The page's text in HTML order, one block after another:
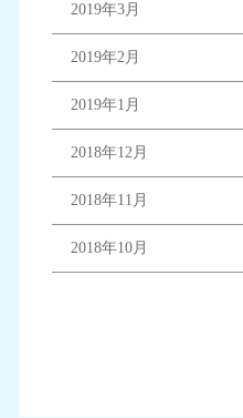
2019年3月
2019年2月
2019年1月
2018年12月
2018年11月
2018年10月